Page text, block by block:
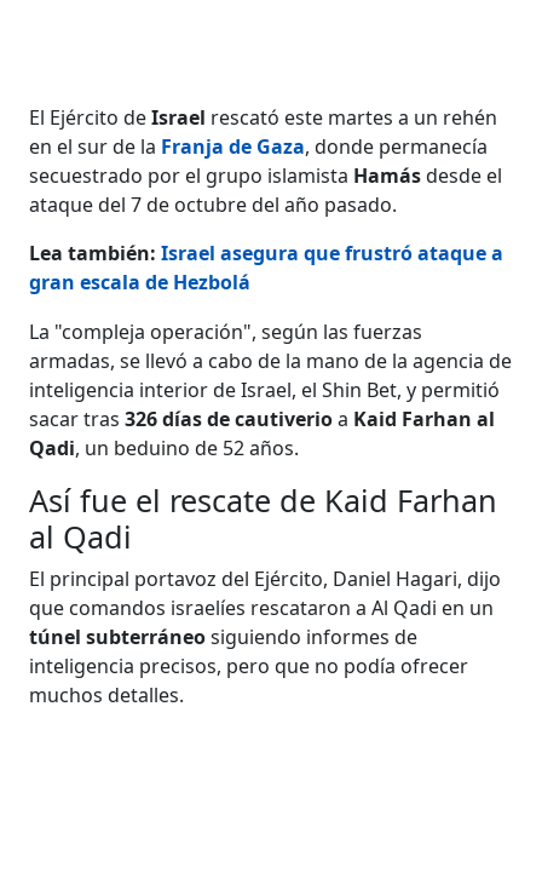
El Ejército deIsrael rescató este martes a un rehén
en el sur de la Franja de Gaza, donde permanecía
secuestrado por el grupo islamista Hamásdesde el
ataque del 7 de octubre del año pasado.
Lea también:Israel asegura que frustró ataque a
gran escala de Hezbolá
La "compleja operación", según las fuerzas
armadas, se llevó a cabo de la mano de la agencia de
inteligencia interior de Israel, el Shin Bet, y permitió
sacar tras326 días de cautiverioa Kaid Farhan al
Qadi, un beduino de 52 años.
Así fue el rescate de Kaid Farhan
al Qadi
El principal portavoz del Ejército, Daniel Hagari, dijo
que comandos israelíes rescataron a Al Qadi en un
túnel subterráneosiguiendo informes de
inteligencia precisos, pero que no podía ofrecer
muchos detalles.